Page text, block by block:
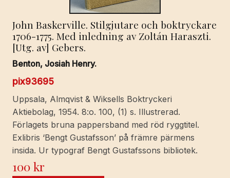
John Baskerville. Stilgjutare och boktryckare
1706-1775. Med inledning av Zoltán Haraszti.
[Utg. av] Gebers.
Benton, Josiah Henry.
pix93695
Uppsala, Almqvist & Wiksells Boktryckeri
Aktiebolag, 1954. 8:o. 100, (1) s. Illustrerad.
Förlagets bruna pappersband med röd ryggtitel.
Exlibris ‘Bengt Gustafsson’ på främre pärmens
insida. Ur typograf Bengt Gustafssons bibliotek.
100kr